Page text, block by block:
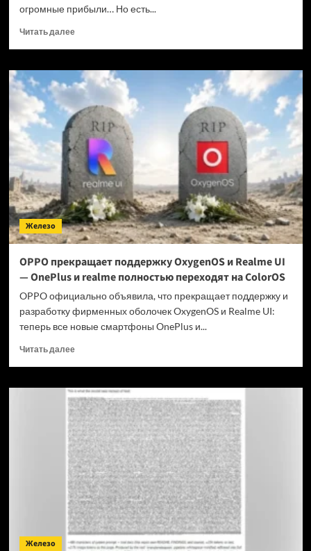
огромные прибыли… Но есть...
Читать далееПрочитать
Когда
GTA
на ПК?
Железо
OPPO прекращает поддержку OxygenOS и Realme UI
— OnePlus и realme полностью переходят на ColorOS
OPPO официально объявила, что прекращает поддержку и
разработку фирменных оболочек OxygenOS и Realme UI:
теперь все новые смартфоны OnePlus и...
Читать далееПрочитать
OPPO
прекращает
поддержку
OxygenOS
и
Realme
UI
—
OnePlus
и
realme
полностью
переходят
Железо